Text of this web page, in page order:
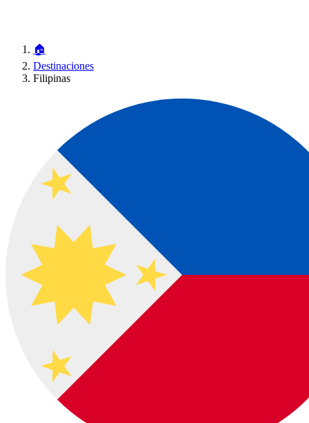
🏠
Destinaciones
Filipinas